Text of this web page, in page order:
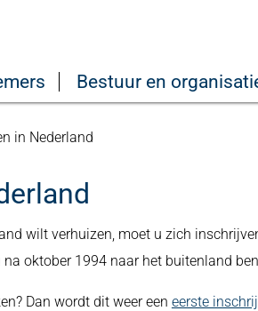
Bestuur en
in Nederland
wilt verhuizen, moet u zich
oktober 1994 naar het buitenland
Dan wordt dit weer een eerste